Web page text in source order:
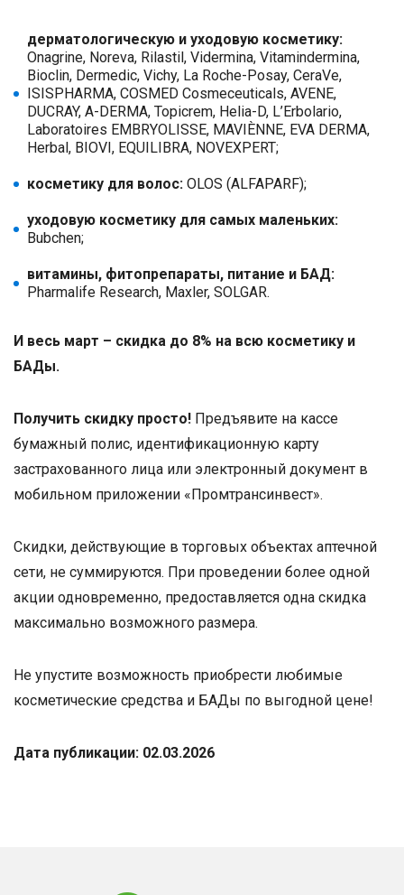
дерматологическую и уходовую косметику:
Onagrine, Noreva, Rilastil, Vidermina, Vitamindermina,
Bioclin, Dermedic, Vichy, La Roche-Posay, CeraVe,
ISISPHARMA, COSMED Cosmeceuticals, AVENE,
DUCRAY, A-DERMA, Topicrem, Helia-D, L’Erbolario,
Laboratoires EMBRYOLISSE, MAVIÈNNE, EVA DERMA,
Herbal, BIOVI, EQUILIBRA, NOVEXPERT;
косметику для волос: OLOS (ALFAPARF);
уходовую косметику для самых маленьких:
Bubchen;
витамины, фитопрепараты, питание и БАД:
Pharmalife Research, Maxler, SOLGAR.
И весь март – скидка до 8% на всю косметику и
БАДы.
Получить скидку просто! Предъявите на кассе
бумажный полис, идентификационную карту
застрахованного лица или электронный документ в
мобильном приложении «Промтрансинвест».
Скидки, действующие в торговых объектах аптечной
сети, не суммируются. При проведении более одной
акции одновременно, предоставляется одна скидка
максимально возможного размера.
Не упустите возможность приобрести любимые
косметические средства и БАДы по выгодной цене!
Дата публикации: 02.03.2026